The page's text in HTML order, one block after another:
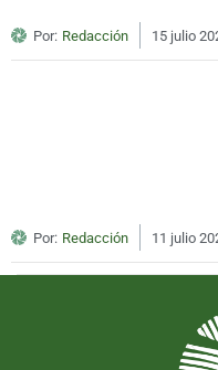
Por: Redacción 15 julio
Por: Redacción 11 julio